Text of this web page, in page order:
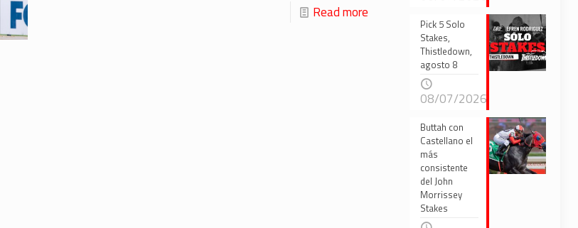
Read more
Pick 5 Solo
Stakes,
Thistledown,
agosto 8
08/07/2026
Buttah con
Castellano el
más
consistente
del John
Morrissey
Stakes